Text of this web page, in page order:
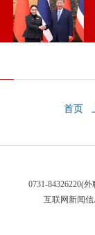
首页
0731-84326220(
互联网新闻信